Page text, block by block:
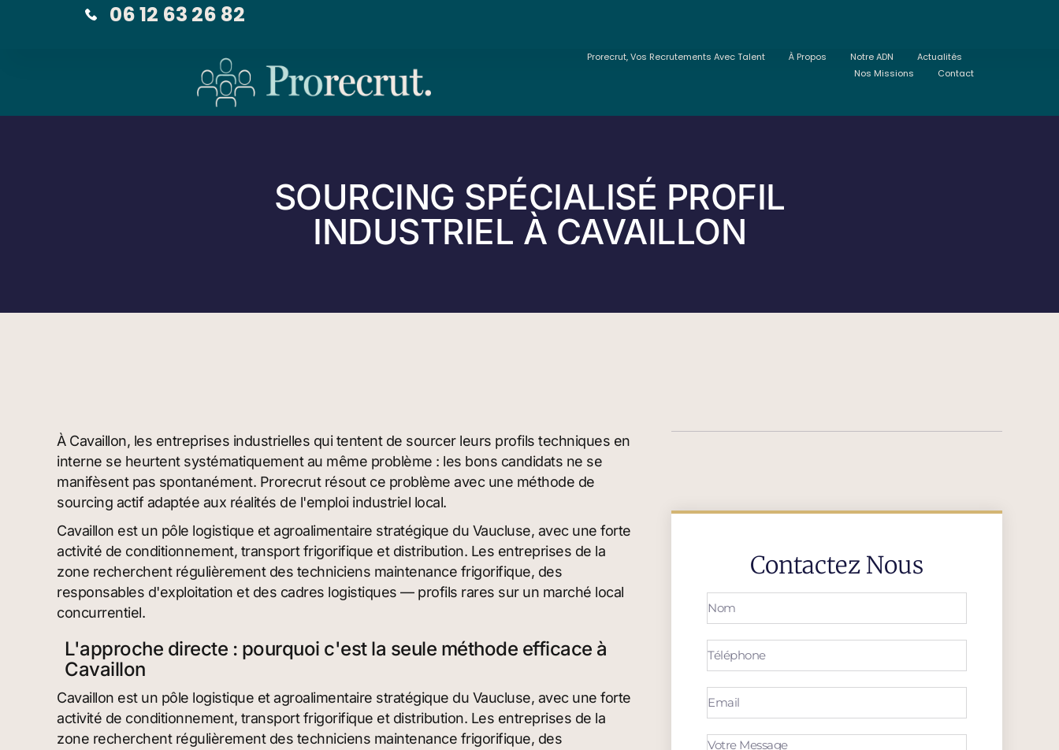
06 12 63 26 82
Prorecrut, Vos Recrutements Avec Talent À Propos Notre ADN
Actualités
Nos Missions
Contact
SOURCING SPÉCIALISÉ PROFIL
INDUSTRIEL À CAVAILLON
À Cavaillon, les entreprises industrielles qui tentent de sourcer leurs profils techniques en
interne se heurtent systématiquement au même problème : les bons candidats ne se
manifèsent pas spontanément. Prorecrut résout ce problème avec une méthode de
sourcing actif adaptée aux réalités de l'emploi industriel local.
Cavaillon est un pôle logistique et agroalimentaire stratégique du Vaucluse, avec une forte
activité de conditionnement, transport frigorifique et distribution. Les entreprises de la
zone recherchent régulièrement des techniciens maintenance frigorifique, des
responsables d'exploitation et des cadres logistiques — profils rares sur un marché local
concurrentiel.
L'approche directe : pourquoi c'est la seule méthode efficace à
Cavaillon
Cavaillon est un pôle logistique et agroalimentaire stratégique du Vaucluse, avec une forte
activité de conditionnement, transport frigorifique et distribution. Les entreprises de la
zone recherchent régulièrement des techniciens maintenance frigorifique, des
Contactez Nous